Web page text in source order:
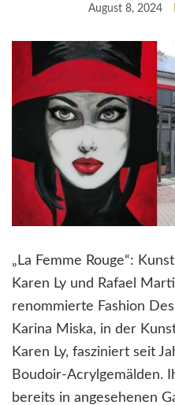
August 8, 2024
„La Femme Rouge“:
Karen Ly und Rafael
renommierte Fashion
Karina Miska, in der
Karen Ly, fasziniert seit
Boudoir-Acrylgemälden.
bereits in angesehenen